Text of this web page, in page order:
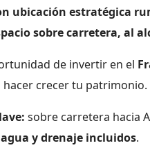
ubicación estratégica
sobre carretera, al
de invertir en el
crecer tu patrimonio.
sobre carretera hacia
agua y drenaje incluidos.